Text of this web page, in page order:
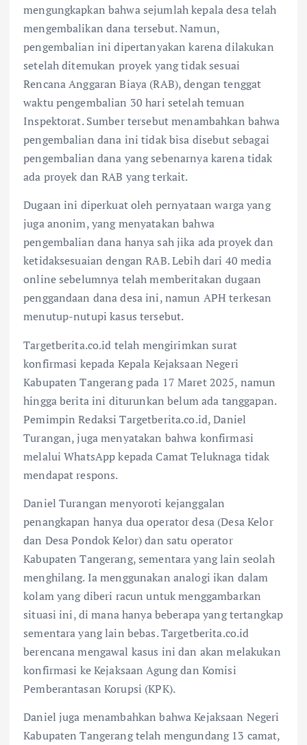
mengungkapkan bahwa sejumlah kepala desa telah
mengembalikan dana tersebut. Namun,
pengembalian ini dipertanyakan karena dilakukan
setelah ditemukan proyek yang tidak sesuai
Rencana Anggaran Biaya (RAB), dengan tenggat
waktu pengembalian 30 hari setelah temuan
Inspektorat. Sumber tersebut menambahkan bahwa
pengembalian dana ini tidak bisa disebut sebagai
pengembalian dana yang sebenarnya karena tidak
ada proyek dan RAB yang terkait.
Dugaan ini diperkuat oleh pernyataan warga yang
juga anonim, yang menyatakan bahwa
pengembalian dana hanya sah jika ada proyek dan
ketidaksesuaian dengan RAB. Lebih dari 40 media
online sebelumnya telah memberitakan dugaan
penggandaan dana desa ini, namun APH terkesan
menutup-nutupi kasus tersebut.
Targetberita.co.id telah mengirimkan surat
konfirmasi kepada Kepala Kejaksaan Negeri
Kabupaten Tangerang pada 17 Maret 2025, namun
hingga berita ini diturunkan belum ada tanggapan.
Pemimpin Redaksi Targetberita.co.id, Daniel
Turangan, juga menyatakan bahwa konfirmasi
melalui WhatsApp kepada Camat Teluknaga tidak
mendapat respons.
Daniel Turangan menyoroti kejanggalan
penangkapan hanya dua operator desa (Desa Kelor
dan Desa Pondok Kelor) dan satu operator
Kabupaten Tangerang, sementara yang lain seolah
menghilang. Ia menggunakan analogi ikan dalam
kolam yang diberi racun untuk menggambarkan
situasi ini, di mana hanya beberapa yang tertangkap
sementara yang lain bebas. Targetberita.co.id
berencana mengawal kasus ini dan akan melakukan
konfirmasi ke Kejaksaan Agung dan Komisi
Pemberantasan Korupsi (KPK).
Daniel juga menambahkan bahwa Kejaksaan Negeri
Kabupaten Tangerang telah mengundang 13 camat,